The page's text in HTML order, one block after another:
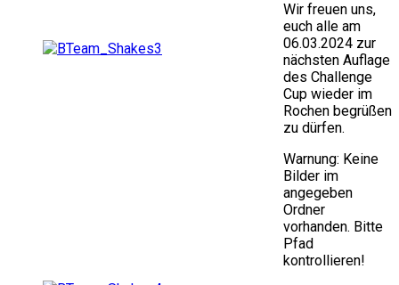
Wir freuen uns,
euch alle am
06.03.2024 zur
nächsten Auflage
des Challenge
Cup wieder im
Rochen begrüßen
zu dürfen.
Warnung: Keine
Bilder im
angegeben
Ordner
vorhanden. Bitte
Pfad
kontrollieren!